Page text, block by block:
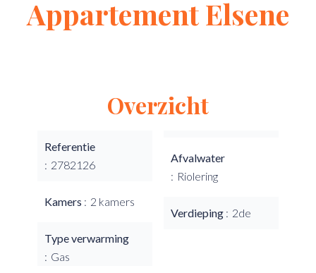
Appartement Elsene
Overzicht
Referentie
2782126
Kamers 2 kamers
Type verwarming
Gas
Afvalwater
Riolering
Verdieping 2de